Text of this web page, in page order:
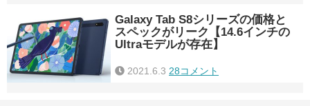
Galaxy Tab S8シリーズの価格と
スペックがリーク【14.6インチの
Ultraモデルが存在】
2021.6.3 28コメント